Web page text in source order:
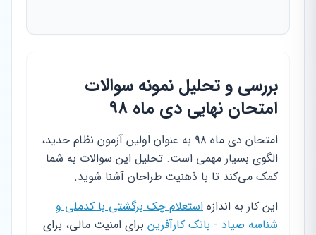
بررسی و تحلیل نمونه سوالات
امتحان نهایی دی ماه ۹۸
امتحان دی ماه ۹۸ به عنوان اولین آزمون نظام جدید،
الگوی بسیار مهمی است. تحلیل این سوالات به شما
کمک می‌کند تا با ذهنیت طراحان آشنا شوید.
این کار به اندازه استعلام چک برگشتی با کدملی و
شناسه صیاد - بانک کارآفرین برای امنیت مالی، برای